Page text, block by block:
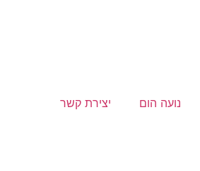
נועה הום יצירת קשר